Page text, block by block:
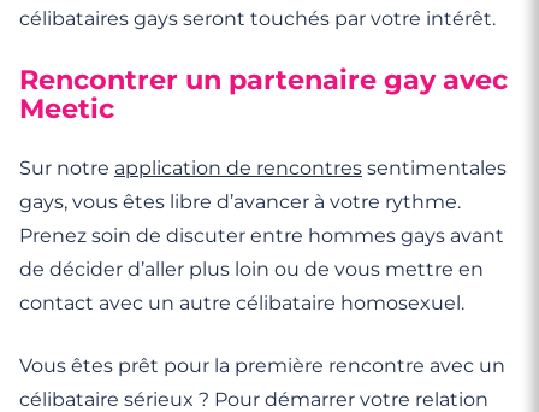
célibataires gays seront touchés par votre intérêt.
Rencontrer un partenaire gay avec
Meetic
Sur notre application de rencontres sentimentales
gays, vous êtes libre d’avancer à votre rythme.
Prenez soin de discuter entre hommes gays avant
de décider d’aller plus loin ou de vous mettre en
contact avec un autre célibataire homosexuel.
Vous êtes prêt pour la première rencontre avec un
célibataire sérieux ? Pour démarrer votre relation